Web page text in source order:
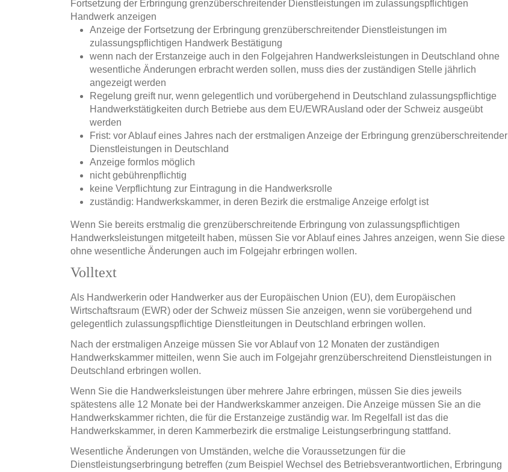
Fortsetzung der Erbringung grenzüberschreitender Dienstleistungen im zulassungspflichtigen
Handwerk anzeigen
Anzeige der Fortsetzung der Erbringung grenzüberschreitender Dienstleistungen im
zulassungspflichtigen Handwerk Bestätigung
wenn nach der Erstanzeige auch in den Folgejahren Handwerksleistungen in Deutschland ohne
wesentliche Änderungen erbracht werden sollen, muss dies der zuständigen Stelle jährlich
angezeigt werden
Regelung greift nur, wenn gelegentlich und vorübergehend in Deutschland zulassungspflichtige
Handwerkstätigkeiten durch Betriebe aus dem EU/EWRAusland oder der Schweiz ausgeübt
werden
Frist: vor Ablauf eines Jahres nach der erstmaligen Anzeige der Erbringung grenzüberschreitender
Dienstleistungen in Deutschland
Anzeige formlos möglich
nicht gebührenpflichtig
keine Verpflichtung zur Eintragung in die Handwerksrolle
zuständig: Handwerkskammer, in deren Bezirk die erstmalige Anzeige erfolgt ist
Wenn Sie bereits erstmalig die grenzüberschreitende Erbringung von zulassungspflichtigen
Handwerksleistungen mitgeteilt haben, müssen Sie vor Ablauf eines Jahres anzeigen, wenn Sie diese
ohne wesentliche Änderungen auch im Folgejahr erbringen wollen.
Volltext
Als Handwerkerin oder Handwerker aus der Europäischen Union (EU), dem Europäischen
Wirtschaftsraum (EWR) oder der Schweiz müssen Sie anzeigen, wenn sie vorübergehend und
gelegentlich zulassungspflichtige Dienstleitungen in Deutschland erbringen wollen.
Nach der erstmaligen Anzeige müssen Sie vor Ablauf von 12 Monaten der zuständigen
Handwerkskammer mitteilen, wenn Sie auch im Folgejahr grenzüberschreitend Dienstleistungen in
Deutschland erbringen wollen.
Wenn Sie die Handwerksleistungen über mehrere Jahre erbringen, müssen Sie dies jeweils
spätestens alle 12 Monate bei der Handwerkskammer anzeigen. Die Anzeige müssen Sie an die
Handwerkskammer richten, die für die Erstanzeige zuständig war. Im Regelfall ist das die
Handwerkskammer, in deren Kammerbezirk die erstmalige Leistungserbringung stattfand.
Wesentliche Änderungen von Umständen, welche die Voraussetzungen für die
Dienstleistungserbringung betreffen (zum Beispiel Wechsel des Betriebsverantwortlichen, Erbringung